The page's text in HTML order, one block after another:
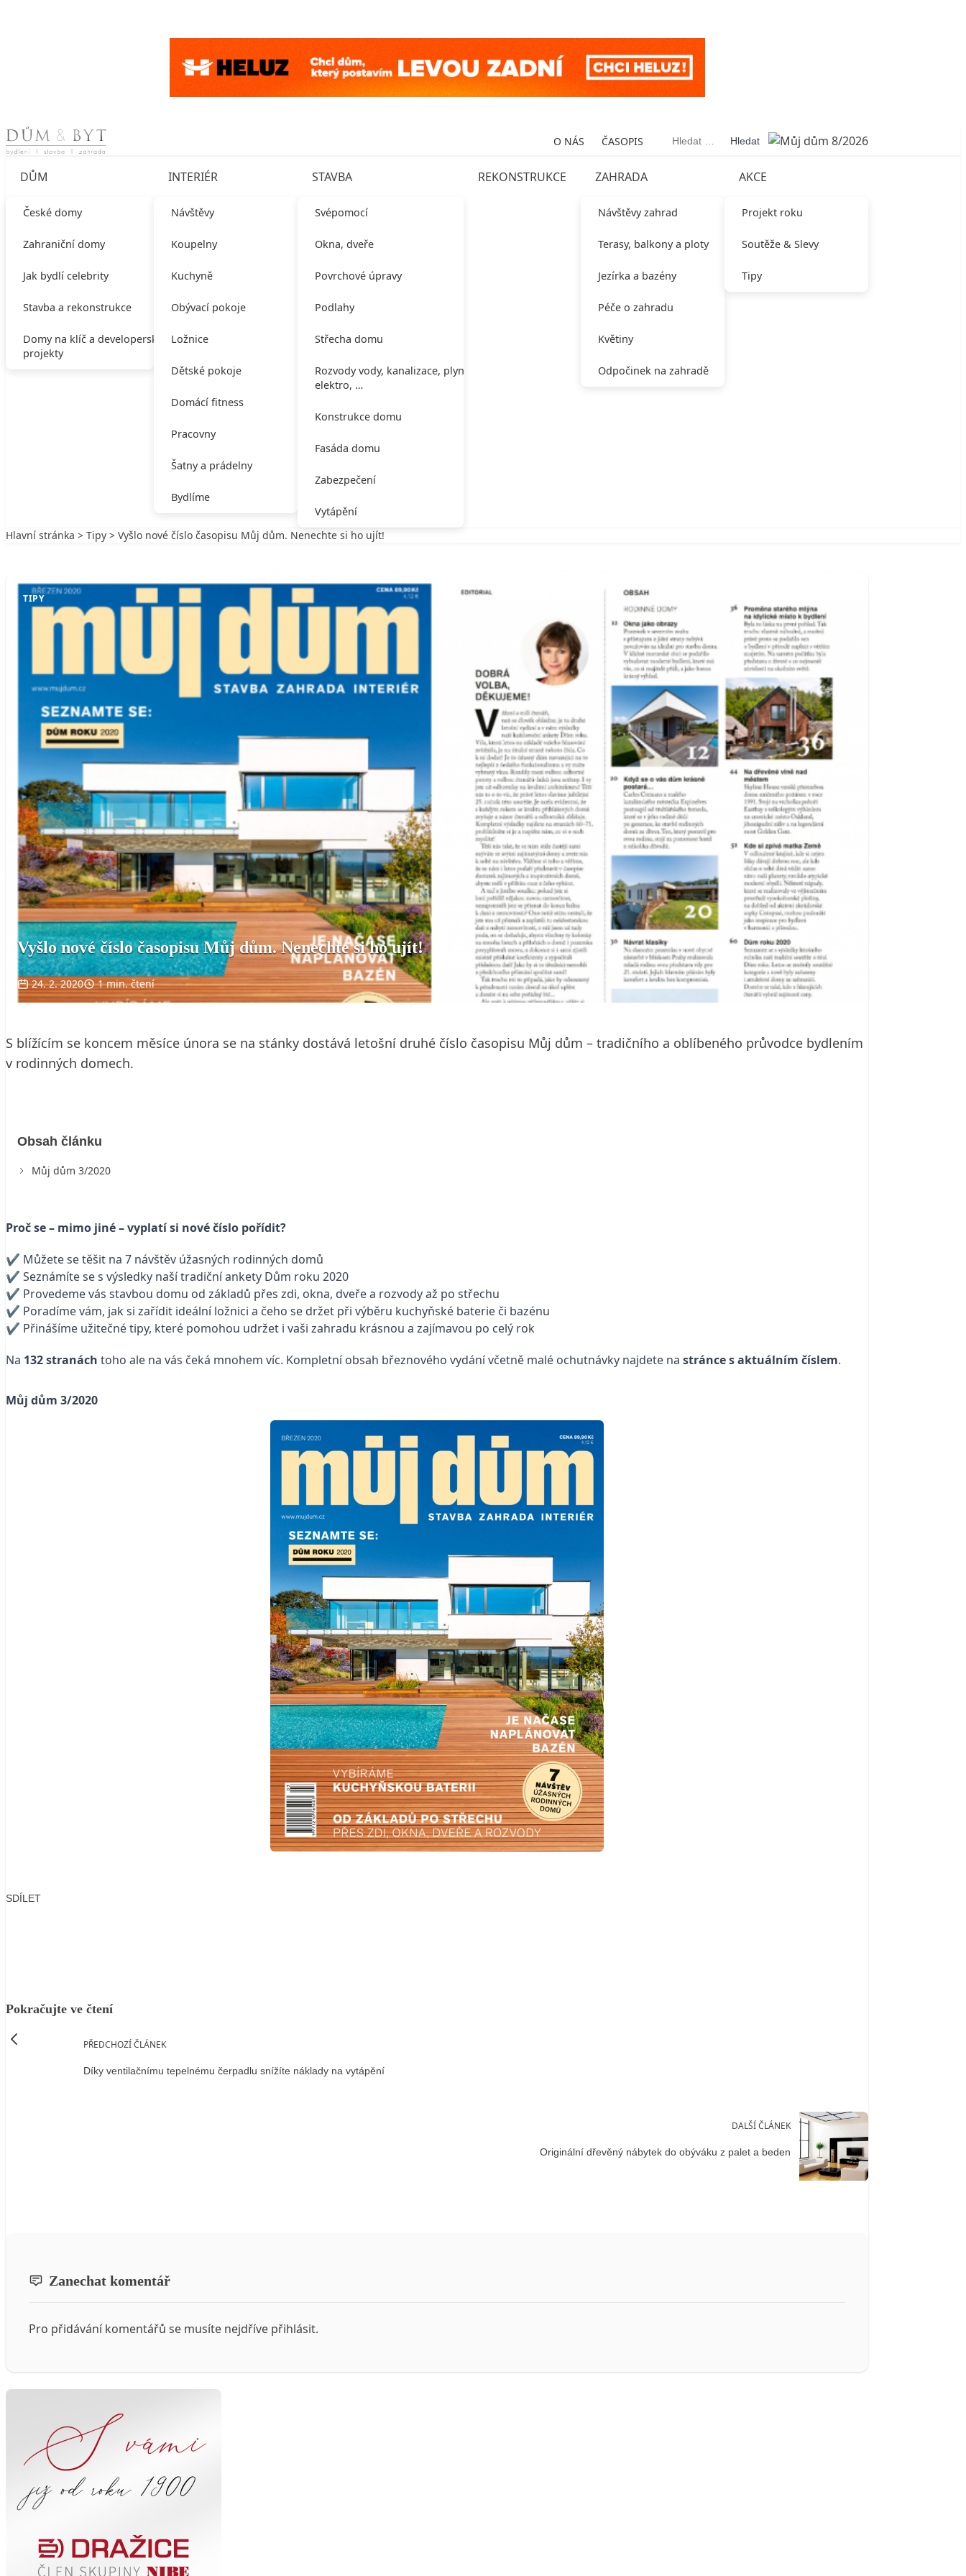
Skip to content O NÁS ČASOPIS Vyhledávání
DŮM
České domy
Zahraniční domy
Jak bydlí celebrity
Stavba a rekonstrukce
Domy na klíč a developerské
projekty
INTERIÉR
Návštěvy
Koupelny
Kuchyně
Obývací pokoje
Ložnice
Dětské pokoje
Domácí fitness
Pracovny
Šatny a prádelny
Bydlíme
STAVBA
Svépomocí
Okna, dveře
Povrchové úpravy
Podlahy
Střecha domu
Rozvody vody, kanalizace, plynu,
elektro, …
Konstrukce domu
Fasáda domu
Zabezpečení
Vytápění
REKONSTRUKCE ZAHRADA
Návštěvy zahrad
Terasy, balkony a ploty
Jezírka a bazény
Péče o zahradu
Květiny
Odpočinek na zahradě
AKCE
Projekt roku
Soutěže & Slevy
Tipy
Hlavní stránka > Tipy > Vyšlo nové číslo časopisu Můj dům. Nenechte si ho ujít!
TIPY
Vyšlo nové číslo časopisu Můj dům. Nenechte si ho ujít!
24. 2. 2020 1 min. čtení
S blížícím se koncem měsíce února se na stánky dostává letošní druhé číslo časopisu Můj dům – tradičního a oblíbeného průvodce bydlením
v rodinných domech.
Obsah článku
Můj dům 3/2020
Proč se – mimo jiné – vyplatí si nové číslo pořídit?
✔ Můžete se těšit na 7 návštěv úžasných rodinných domů
✔ Seznámíte se s výsledky naší tradiční ankety Dům roku 2020
✔ Provedeme vás stavbou domu od základů přes zdi, okna, dveře a rozvody až po střechu
✔ Poradíme vám, jak si zařídit ideální ložnici a čeho se držet při výběru kuchyňské baterie či bazénu
✔ Přinášíme užitečné tipy, které pomohou udržet i vaši zahradu krásnou a zajímavou po celý rok
Na 132 stranách toho ale na vás čeká mnohem víc. Kompletní obsah březnového vydání včetně malé ochutnávky najdete na stránce s aktuálním číslem.
Můj dům 3/2020
SDÍLET
Pokračujte ve čtení
PŘEDCHOZÍ ČLÁNEK
Díky ventilačnímu tepelnému čerpadlu snížíte náklady na vytápění
DALŠÍ ČLÁNEK
Originální dřevěný nábytek do obýváku z palet a beden
Zanechat komentář
Pro přidávání komentářů se musíte nejdříve přihlásit.